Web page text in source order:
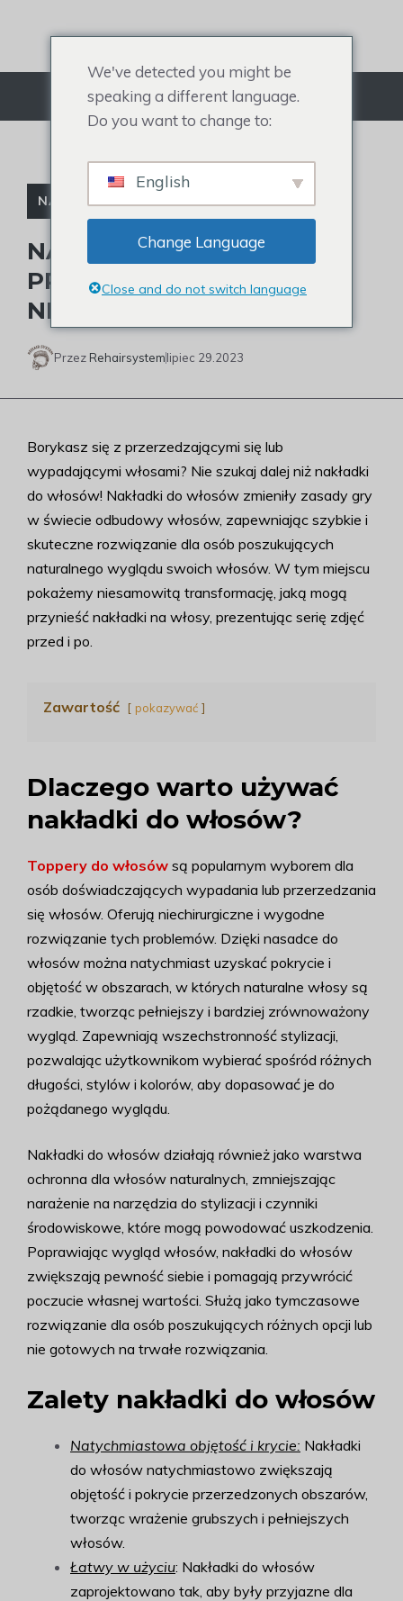
Menu
NAKŁADKA NA WŁOSY DLA KOBIET
NAKŁADKI DO WŁOSÓW
PRZED I PO: ZOBACZ
NIESAMOWITY EFEKT
Przez Rehairsystemlipiec 29.2023
Borykasz się z przerzedzającymi się lub
wypadającymi włosami? Nie szukaj dalej niż nakładki
do włosów! Nakładki do włosów zmieniły zasady gry
w świecie odbudowy włosów, zapewniając szybkie i
skuteczne rozwiązanie dla osób poszukujących
naturalnego wyglądu swoich włosów. W tym miejscu
pokażemy niesamowitą transformację, jaką mogą
przynieść nakładki na włosy, prezentując serię zdjęć
przed i po.
Zawartość pokazywać
Dlaczego warto używać
nakładki do włosów?
Toppery do włosów są popularnym wyborem dla
osób doświadczających wypadania lub przerzedzania
się włosów. Oferują niechirurgiczne i wygodne
rozwiązanie tych problemów. Dzięki nasadce do
włosów można natychmiast uzyskać pokrycie i
objętość w obszarach, w których naturalne włosy są
rzadkie, tworząc pełniejszy i bardziej zrównoważony
wygląd. Zapewniają wszechstronność stylizacji,
pozwalając użytkownikom wybierać spośród różnych
długości, stylów i kolorów, aby dopasować je do
pożądanego wyglądu.
Nakładki do włosów działają również jako warstwa
ochronna dla włosów naturalnych, zmniejszając
narażenie na narzędzia do stylizacji i czynniki
środowiskowe, które mogą powodować uszkodzenia.
Poprawiając wygląd włosów, nakładki do włosów
zwiększają pewność siebie i pomagają przywrócić
poczucie własnej wartości. Służą jako tymczasowe
rozwiązanie dla osób poszukujących różnych opcji lub
nie gotowych na trwałe rozwiązania.
Zalety nakładki do włosów
Natychmiastowa objętość i krycie: Nakładki
do włosów natychmiastowo zwiększają
objętość i pokrycie przerzedzonych obszarów,
tworząc wrażenie grubszych i pełniejszych
włosów.
Łatwy w użyciu: Nakładki do włosów
zaprojektowano tak, aby były przyjazne dla
We've detected you might be
speaking a different language.
Do you want to change to:
English
Change Language
Close and do not switch language